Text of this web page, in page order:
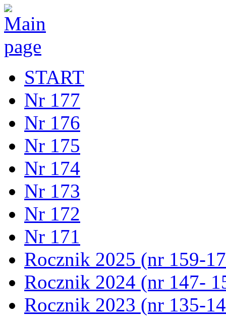
START
Nr 177
Nr 176
Nr 175
Nr 174
Nr 173
Nr 172
Nr 171
Rocznik 2025 (nr 159-
Rocznik 2024 (nr 147-
Rocznik 2023 (nr 135-